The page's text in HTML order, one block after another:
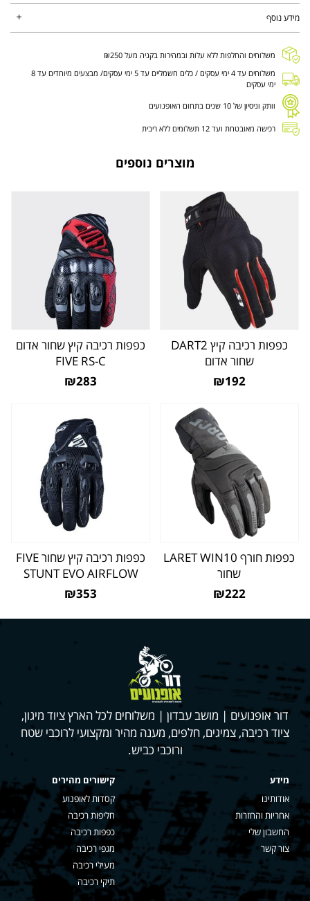
מידע נוסף
משלוחים והחלפות ללא עלות ובמהירות בקניה מעל ₪250
משלוחים עד 4 ימי עסקים / כלים חשמליים עד 5 ימי עסקים/ מבצעים מיוחדים עד 8
ימי עסקים
וותק וניסיון של 10 שנים בתחום האופנועים
רכישה מאובטחת ועד 12 תשלומים ללא ריבית
מוצרים נוספים
כפפות רכיבה קיץ DART2
שחור אדום
₪192
כפפות רכיבה קיץ שחור אדום
FIVE RS-C
₪283
כפפות חורף LARET WIN10
שחור
₪222
כפפות רכיבה קיץ שחור FIVE
STUNT EVO AIRFLOW
₪353
דור אופנועים | מושב עבדון | משלוחים לכל הארץ ציוד מיגון,
ציוד רכיבה, צמיגים, חלפים, מענה מהיר ומקצועי לרוכבי שטח
ורוכבי כביש.
מידע
אודותינו
אחריות והחזרות
החשבון שלי
צור קשר
קישורים מהירים
קסדות לאופנוע
חליפות רכיבה
כפפות רכיבה
מגפי רכיבה
מעילי רכיבה
תיקי רכיבה